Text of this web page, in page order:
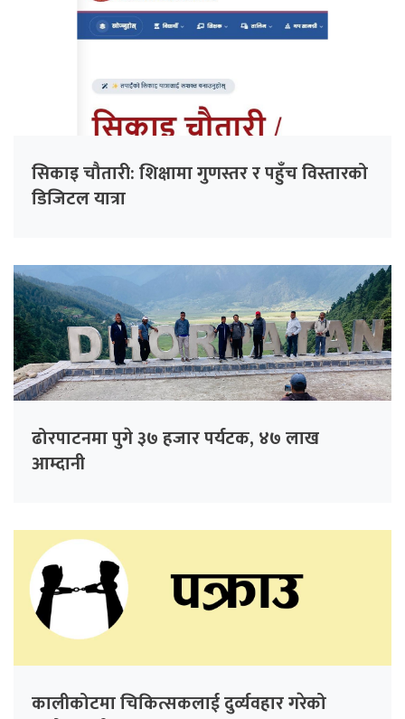
सिकाइ चौतारी: शिक्षामा गुणस्तर र पहुँच विस्तारको
डिजिटल यात्रा
ढोरपाटनमा पुगे ३७ हजार पर्यटक, ४७ लाख
आम्दानी
कालीकोटमा चिकित्सकलाई दुर्व्यवहार गरेको